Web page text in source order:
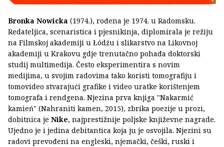
Bronka Nowicka (1974.), rođena je 1974. u Radomsku.
Redateljica, scenaristica i pjesnikinja, diplomirala je režiju
na Filmskoj akademiji u Łódźu i slikarstvo na Likovnoj
akademiji u Krakovu gdje trenutačno pohađa doktorski
studij multimedija. Često eksperimentira s novim
medijima, u svojim radovima tako koristi tomografiju i
tomovideo stvarajući grafike i video uratke korištenjem
tomografa i rendgena. Njezina prva knjiga "Nakarmić
kamień" (Nahraniti kamen, 2015), zbrika poezije u prozi,
dobitnica je Nike, najprestižnije poljske književne nagrade.
Ujedno je i jedina debitantica koja ju je osvojila. Njezini su
radovi prevođeni na engleski, njemački, češki, ruski i